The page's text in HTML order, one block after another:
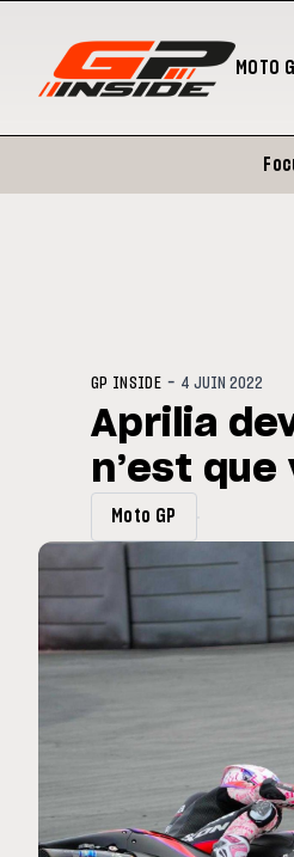
MOTO
club spécial dans
GP INSIDE - 4 JUIN 2022
Aprilia
n’est
Moto GP